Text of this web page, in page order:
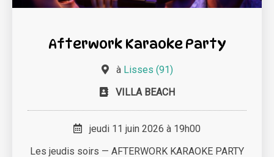
Afterwork Karaoke Party
à Lisses (91)
VILLA BEACH
jeudi 11 juin 2026 à 19h00
Les jeudis soirs — AFTERWORK KARAOKE PARTY